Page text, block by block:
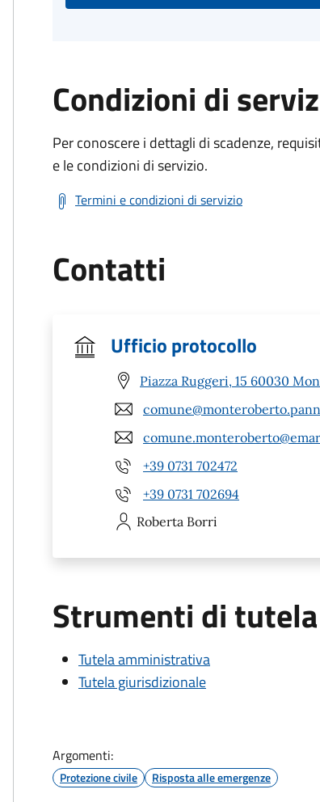
Condizioni di
Per conoscere i dettagli di scadenze,
e le condizioni di servizio.
Termini e condizioni di servizio
Contatti
Ufficio protocollo
Piazza Ruggeri, 15 60030
+39 0731 702472
+39 0731 702694
Roberta Borri
Strumenti di tutela
Tutela amministrativa
Tutela giurisdizionale
Argomenti:
Protezione civile Risposta alle emergenze